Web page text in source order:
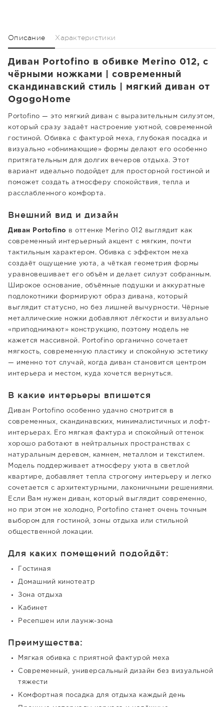
Описание Характеристики
Диван Portofino в обивке Merino 012, с
чёрными ножками | современный
скандинавский стиль | мягкий диван от
OgogoHome
Portofino — это мягкий диван с выразительным силуэтом,
который сразу задаёт настроение уютной, современной
гостиной. Обивка с фактурой меха, глубокая посадка и
визуально «обнимающие» формы делают его особенно
притягательным для долгих вечеров отдыха. Этот
вариант идеально подойдет для просторной гостиной и
поможет создать атмосферу спокойствия, тепла и
расслабленного комфорта.
Внешний вид и дизайн
Диван Portofino
в оттенке Merino 012 выглядит как
современный интерьерный акцент с мягким, почти
тактильным характером. Обивка с эффектом меха
создаёт ощущение уюта, а чёткая геометрия формы
уравновешивает его объём и делает силуэт собранным.
Широкое основание, объёмные подушки и аккуратные
подлокотники формируют образ дивана, который
выглядит статусно, но без лишней вычурности. Чёрные
металлические ножки добавляют лёгкости и визуально
«приподнимают» конструкцию, поэтому модель не
кажется массивной. Portofino органично сочетает
мягкость, современную пластику и спокойную эстетику
— именно тот случай, когда диван становится центром
интерьера и местом, куда хочется вернуться.
В какие интерьеры впишется
Диван Portofino особенно удачно смотрится в
современных, скандинавских, минималистичных и лофт-
интерьерах. Его мягкая фактура и спокойный оттенок
хорошо работают в нейтральных пространствах с
натуральным деревом, камнем, металлом и текстилем.
Модель поддерживает атмосферу уюта в светлой
квартире, добавляет тепла строгому интерьеру и легко
сочетается с архитектурными, лаконичными решениями.
Если Вам нужен диван, который выглядит современно,
но при этом не холодно, Portofino станет очень точным
выбором для гостиной, зоны отдыха или стильной
общественной локации.
Для каких помещений подойдёт:
Гостиная
Домашний кинотеатр
Зона отдыха
Кабинет
Ресепшен или лаунж-зона
Преимущества:
Мягкая обивка с приятной фактурой меха
Современный, универсальный дизайн без визуальной
тяжести
Комфортная посадка для отдыха каждый день